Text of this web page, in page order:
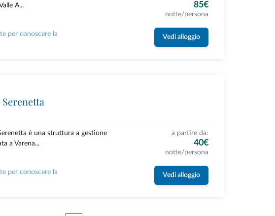
A...
85€
notte/persona
per conoscere la
Vedi alloggio
è una struttura a gestione
a Varena...
a partire da:
40€
notte/persona
per conoscere la
Vedi alloggio